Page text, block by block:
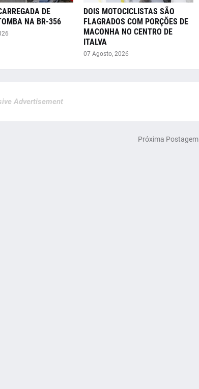
DE
NA BR-356
DOIS MOTOCICLISTAS SÃO
FLAGRADOS COM PORÇÕES DE
MACONHA NO CENTRO DE
ITALVA
07 Agosto, 2026
Advertisement
Próxima Postagem